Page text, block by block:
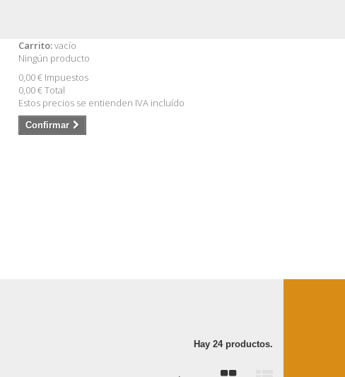
Carrito:vacío
Ningún producto
0,00 € Impuestos
0,00 €Total
Estos precios se entienden IVA incluído
Confirmar
Hay 24 productos.